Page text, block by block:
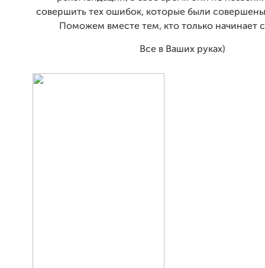
совершить тех ошибок, которые были
Поможем вместе тем, кто только начинает
Все в Ваших руках)